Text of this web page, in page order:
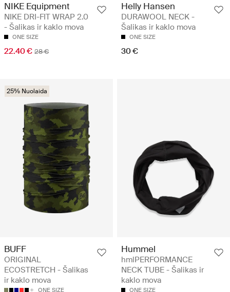
NIKE Equipment
NIKE DRI-FIT WRAP 2.0
- Šalikas ir kaklo mova
ONE SIZE
22.40 € 28 €
Helly Hansen
DURAWOOL NECK -
Šalikas ir kaklo mova
ONE SIZE
30 €
25% Nuolaida
BUFF
ORIGINAL
ECOSTRETCH - Šalikas
ir kaklo mova
ONE SIZE
Hummel
hmlPERFORMANCE
NECK TUBE - Šalikas ir
kaklo mova
ONE SIZE